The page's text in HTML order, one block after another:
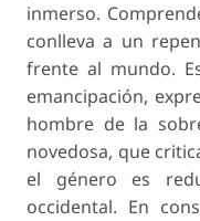
inmerso.
conlleva a un
frente al mundo.
emancipación,
hombre de la
novedosa, que
el género es
occidental. En